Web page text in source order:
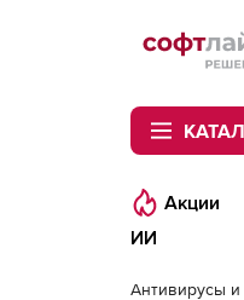
Softline
Акции
ИИ
Антивирусы и